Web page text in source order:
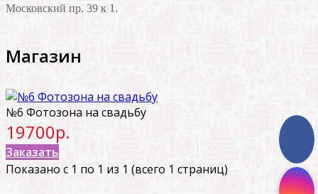
Московский пр. 39 к 1.
Магазин
№6 Фотозона на свадьбу
19700р.
Заказать
Показано с 1 по 1 из 1 (всего 1 страниц)